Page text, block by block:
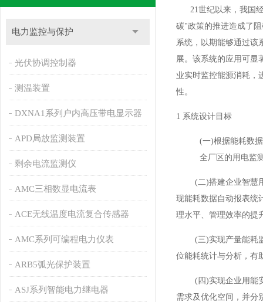
电力监控与保护
光伏协调控制器
测温装置
DXNA1系列户内高压带电显示器
APD局放监测装置
剩余电流监测仪
AMC三相数显电流表
ACE无线温度电流复合传感器
AMC系列可编程电力仪表
ARB5弧光保护装置
ASJ系列智能电力继电器
21世纪以来，我国经
碳"政策的推进造成了
系统，以期能够通过该
展。该系统的应用可显
业实时监控能源消耗，
性。
1 系统设计目标
(一)根据能耗数
全厂区的用电监
(二)搭建企业智慧用
现能耗数据自动报表统
理水平、管理效率的提
(三)实现产量能耗监
位能耗统计与分析，有
(四)实现企业用能安
需求及优化空间，并分